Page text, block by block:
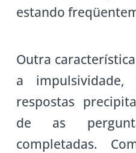
estando
Outra
a
respostas
de as
completadas.